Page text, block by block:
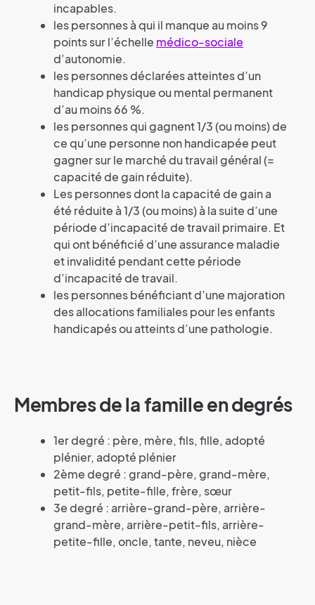
incapables.
les personnes à qui il manque au moins 9
points sur l’échelle médico-sociale
d’autonomie.
les personnes déclarées atteintes d’un
handicap physique ou mental permanent
d’au moins 66 %.
les personnes qui gagnent 1/3 (ou moins) de
ce qu’une personne non handicapée peut
gagner sur le marché du travail général (=
capacité de gain réduite).
Les personnes dont la capacité de gain a
été réduite à 1/3 (ou moins) à la suite d’une
période d’incapacité de travail primaire. Et
qui ont bénéficié d’une assurance maladie
et invalidité pendant cette période
d’incapacité de travail.
les personnes bénéficiant d’une majoration
des allocations familiales pour les enfants
handicapés ou atteints d’une pathologie.
Membres de la famille en degrés
1er degré : père, mère, fils, fille, adopté
plénier, adopté plénier
2ème degré : grand-père, grand-mère,
petit-fils, petite-fille, frère, sœur
3e degré : arrière-grand-père, arrière-
grand-mère, arrière-petit-fils, arrière-
petite-fille, oncle, tante, neveu, nièce